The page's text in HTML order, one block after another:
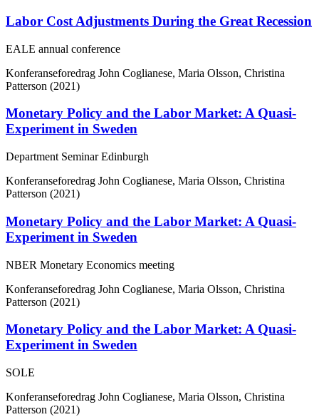
Labor Cost Adjustments During the Great Recession
EALE annual conference
Konferanseforedrag John Coglianese, Maria Olsson, Christina
Patterson (2021)
Monetary Policy and the Labor Market: A Quasi-
Experiment in Sweden
Department Seminar Edinburgh
Konferanseforedrag John Coglianese, Maria Olsson, Christina
Patterson (2021)
Monetary Policy and the Labor Market: A Quasi-
Experiment in Sweden
NBER Monetary Economics meeting
Konferanseforedrag John Coglianese, Maria Olsson, Christina
Patterson (2021)
Monetary Policy and the Labor Market: A Quasi-
Experiment in Sweden
SOLE
Konferanseforedrag John Coglianese, Maria Olsson, Christina
Patterson (2021)